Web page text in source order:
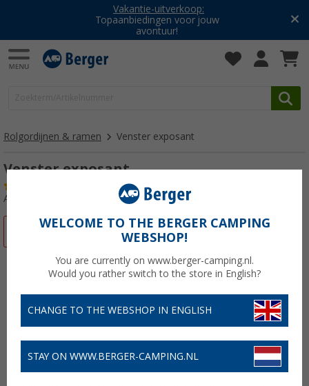
Vakantie-uitverkoop:
Topaanbiedingen voor jouw
avontuur!
Rolgordijnen & ramen Venster exposant
Venster exposant
Artikelnr: 173790
-55%
WELCOME TO THE BERGER CAMPING
WEBSHOP!
You are currently on www.berger-camping.nl.
Would you rather switch to the store in English?
CHANGE TO THE WEBSHOP IN ENGLISH
STAY ON WWW.BERGER-CAMPING.NL